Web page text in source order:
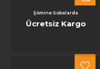
Şömine Sobalarda
Ücretsiz Kargo